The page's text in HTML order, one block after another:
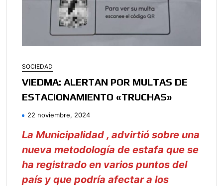
SOCIEDAD
VIEDMA: ALERTAN POR MULTAS DE
ESTACIONAMIENTO «TRUCHAS»
22 noviembre, 2024
La Municipalidad , advirtió sobre una
nueva metodología de estafa que se
ha registrado en varios puntos del
país y que podría afectar a los